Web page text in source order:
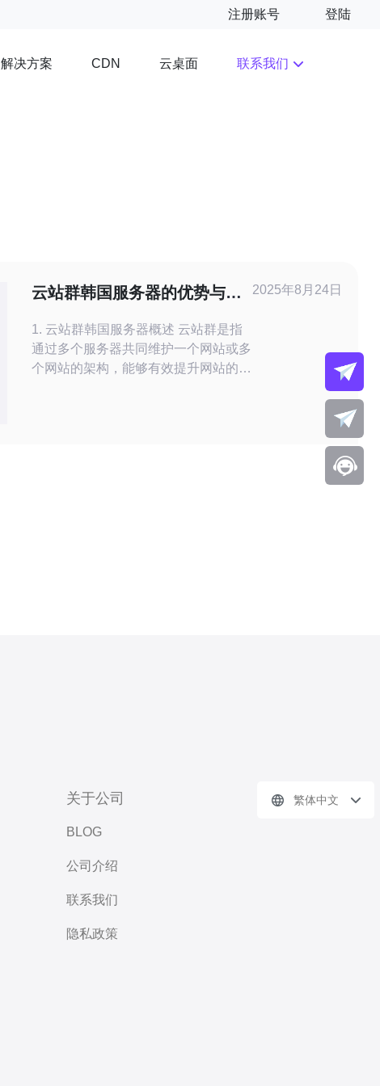
注册账号 登陆
解决方案 CDN 云桌面 联系我们
云站群韩国服务器的优势与购
1. 云站群韩国服务器概述 云站群是指
通过多个服务器共同维护一个网站或多
个网站的架构，能够有效提升网站的稳
2025年8月24日
关于公司
BLOG
公司介绍
联系我们
隐私政策
繁体中文